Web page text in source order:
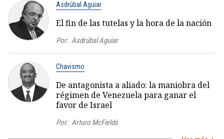
Asdrúbal Aguiar
El fin de las tutelas y la hora de la nación
Por: Asdrúbal Aguiar
Chavismo
De antagonista a aliado: la maniobra del
régimen de Venezuela para ganar el
favor de Israel
Por: Arturo McFields